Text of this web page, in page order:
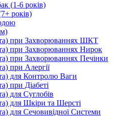
(1-6 років)
років)
при Захворюваннях ШКТ
при Захворюваннях Нирок
при Захворюваннях Печінки
при Алергії
для Контролю Ваги
при Діабеті
для Суглобів
для Шкіри та Шерсті
для Сечовивідної Системи